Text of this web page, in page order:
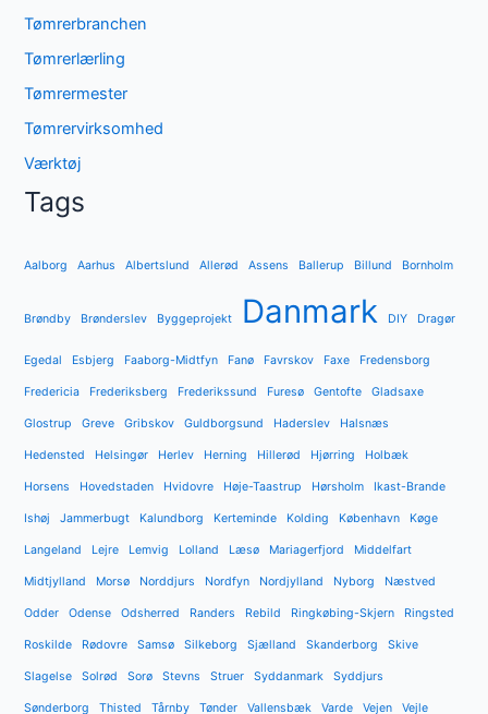
Tømrerbranchen
Tømrerlærling
Tømrermester
Tømrervirksomhed
Værktøj
Tags
Aalborg Aarhus Albertslund Allerød Assens Ballerup Billund Bornholm
Brøndby Brønderslev Byggeprojekt Danmark DIY Dragør
Egedal Esbjerg Faaborg-Midtfyn Fanø Favrskov Faxe Fredensborg
Fredericia Frederiksberg Frederikssund Furesø Gentofte Gladsaxe
Glostrup Greve Gribskov Guldborgsund Haderslev Halsnæs
Hedensted Helsingør Herlev Herning Hillerød Hjørring Holbæk
Horsens Hovedstaden Hvidovre Høje-Taastrup Hørsholm Ikast-Brande
Ishøj Jammerbugt Kalundborg Kerteminde Kolding København Køge
Langeland Lejre Lemvig Lolland Læsø Mariagerfjord Middelfart
Midtjylland Morsø Norddjurs Nordfyn Nordjylland Nyborg Næstved
Odder Odense Odsherred Randers Rebild Ringkøbing-Skjern Ringsted
Roskilde Rødovre Samsø Silkeborg Sjælland Skanderborg Skive
Slagelse Solrød Sorø Stevns Struer Syddanmark Syddjurs
Sønderborg Thisted Tårnby Tønder Vallensbæk Varde Vejen Vejle